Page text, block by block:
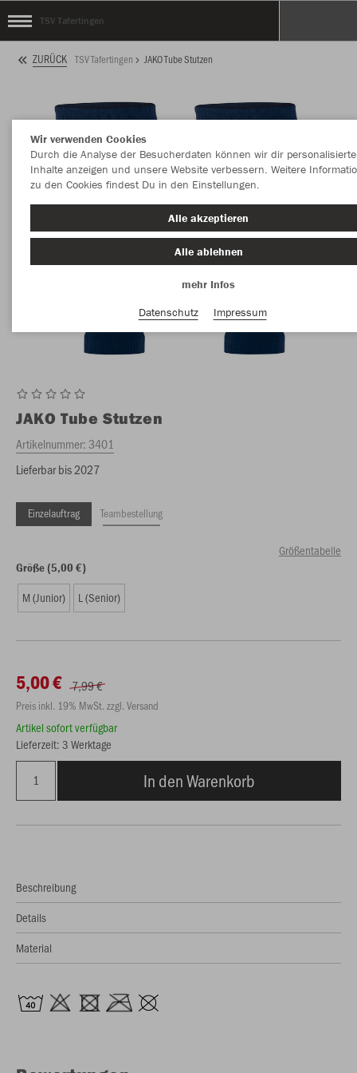
TSV Tafertingen
ZURÜCK TSV Tafertingen JAKO Tube Stutzen
JAKO Tube Stutzen
Artikelnummer:3401
Lieferbar bis 2027
Einzelauftrag Teambestellung
Größentabelle
Größe (5,00 €)
M (Junior) L (Senior)
5,00 € 7,99 €
Preis inkl. 19% MwSt. zzgl. Versand
Artikel sofort verfügbar
Lieferzeit: 3 Werktage
In den Warenkorb
Beschreibung
Details
Material
Wir verwenden Cookies
Durch die Analyse der Besucherdaten können wir dir personalisierte
Inhalte anzeigen und unsere Website verbessern. Weitere
zu den Cookies findest Du in den Einstellungen.
Alle akzeptieren
Alle ablehnen
mehr Infos
Datenschutz
Impressum